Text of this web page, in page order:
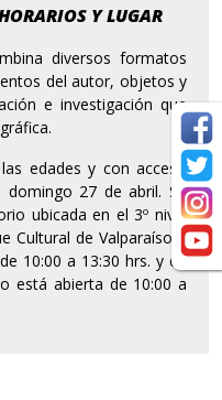
Y LUGAR
diversos formatos
del autor, objetos y
e investigación que
edades y con acceso
27 de abril. Se
ubicada en el 3º nivel
Cultural de Valparaíso –
10:00 a 13:30 hrs. y de
está abierta de 10:00 a